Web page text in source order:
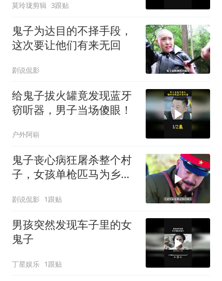
莫玲珑剪辑 3跟贴
鬼子为达目的不择手段，
这次要让他们有来无回
剧说侃影
给鬼子拔火罐竟发现蓝牙
窃听器，男子当场傻眼！
户外阿崭
鬼子丧心病狂屠杀整个村
子，女孩单枪匹马为乡亲
剧说侃影 1跟贴
男孩突然发现车子里的女
鬼子
丁星娱乐 1跟贴